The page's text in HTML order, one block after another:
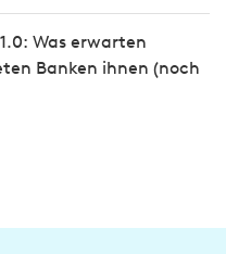
Was erwarten
Banken ihnen (noch